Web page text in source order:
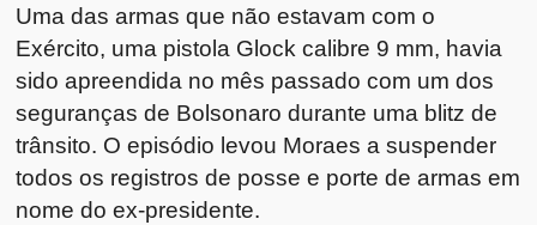
Uma das armas que não estavam com o
Exército, uma pistola Glock calibre 9 mm, havia
sido apreendida no mês passado com um dos
seguranças de Bolsonaro durante uma blitz de
trânsito. O episódio levou Moraes a suspender
todos os registros de posse e porte de armas em
nome do ex-presidente.